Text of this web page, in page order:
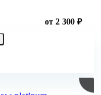
от 2 300 ₽